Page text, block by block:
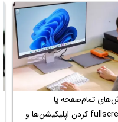
تمام‌صفحه یا
fullscreen کردن اپلیکیشن‌ها و